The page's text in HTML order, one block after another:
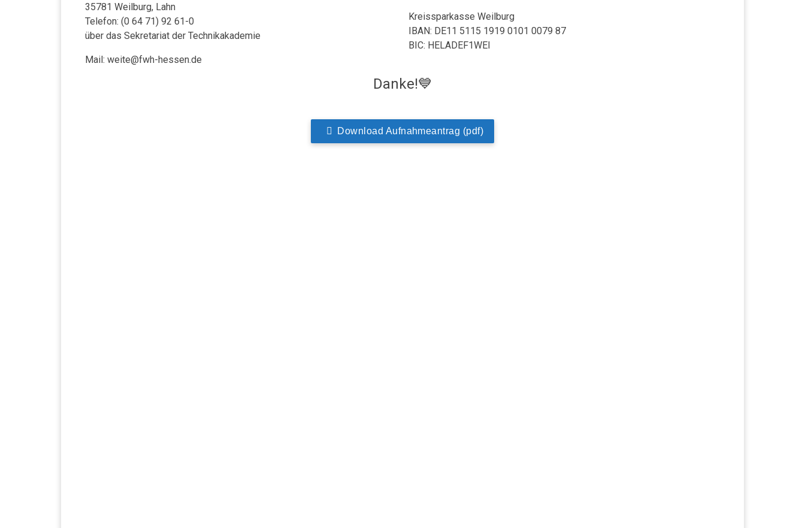
35781 Weilburg, Lahn
Telefon: (0 64 71) 92 61-0
über das Sekretariat der Technikakademie
Mail: weite@fwh-hessen.de
Kreissparkasse Weilburg
IBAN: DE11 5115 1919 0101 0079 87
BIC: HELADEF1WEI
Danke!💙
Download Aufnahmeantrag (pdf)